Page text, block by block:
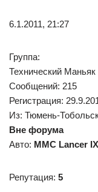
6.1.2011, 21:27
Группа:
Технический Маньяк
Сообщений: 215
Регистрация:
Из: Тюмень-
Вне форума
Авто: MMC Lancer
Репутация: 5